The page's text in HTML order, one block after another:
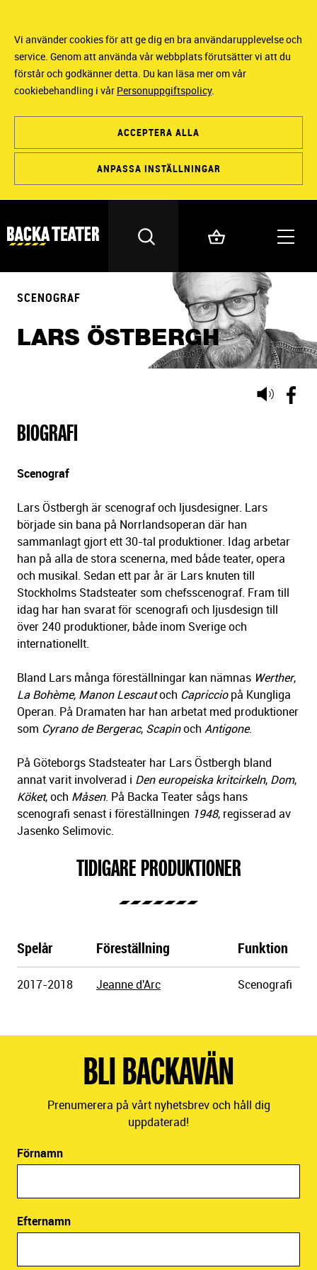
Vi använder cookies för att ge dig en bra användarupplevelse och
service. Genom att använda vår webbplats förutsätter vi att du
förstår och godkänner detta. Du kan läsa mer om vår
cookiebehandling i vår Personuppgiftspolicy.
ACCEPTERA ALLA
ANPASSA INSTÄLLNINGAR
SCENOGRAF
LARS ÖSTBERGH
Lyssna
BIOGRAFI
Scenograf
Lars Östbergh är scenograf och ljusdesigner. Lars
började sin bana på Norrlandsoperan där han
sammanlagt gjort ett 30-tal produktioner. Idag arbetar
han på alla de stora scenerna, med både teater, opera
och musikal. Sedan ett par år är Lars knuten till
Stockholms Stadsteater som chefsscenograf. Fram till
idag har han svarat för scenografi och ljusdesign till
över 240 produktioner, både inom Sverige och
internationellt.
Bland Lars många föreställningar kan nämnas Werther,
La Bohème, Manon Lescautoch Capricciopå Kungliga
Operan. På Dramaten har han arbetat med produktioner
som Cyrano de Bergerac, Scapinoch Antigone.
På Göteborgs Stadsteater har Lars Östbergh bland
annat varit involverad i Den europeiska kritcirkeln, Dom,
Köket, och Måsen. På Backa Teater sågs hans
scenografi senast i föreställningen 1948, regisserad av
Jasenko Selimovic.
TIDIGARE PRODUKTIONER
Göteborgs
Spelår Föreställning Funktion
2017-2018 Jeanne d'Arc Scenografi
BLI BACKAVÄN
Prenumerera på vårt nyhetsbrev och håll dig
uppdaterad!
Förnamn
Efternamn